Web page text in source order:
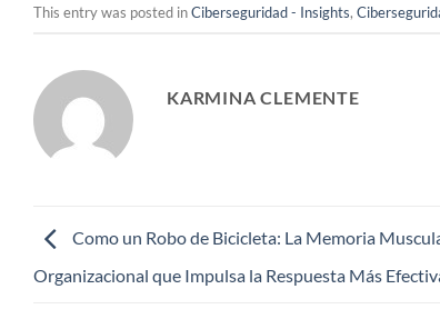
This entry was posted inCiberseguridad - Insights,
KARMINA CLEMENTE
Como un Robo de Bicicleta: La Memoria
Organizacional que Impulsa la Respuesta Más